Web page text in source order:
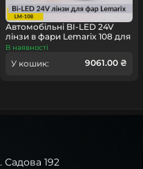
Автомобільні BI-LED 24V
лінзи в фари Lemarix 108 для
вантажних авто
В наявності
У кошик: 9061.00 ₴
Садова 192